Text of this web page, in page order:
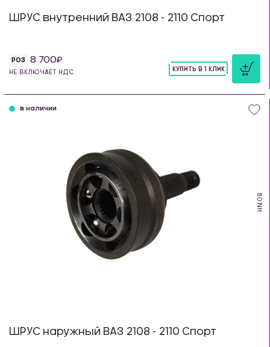
ШРУС внутренний ВАЗ 2108 - 2110 Спорт
РОЗ 8 700
НЕ ВКЛЮЧАЕТ НДС
КУПИТЬ В 1 КЛИК
HN.08
в наличии
ШРУС наружный ВАЗ 2108 - 2110 Спорт